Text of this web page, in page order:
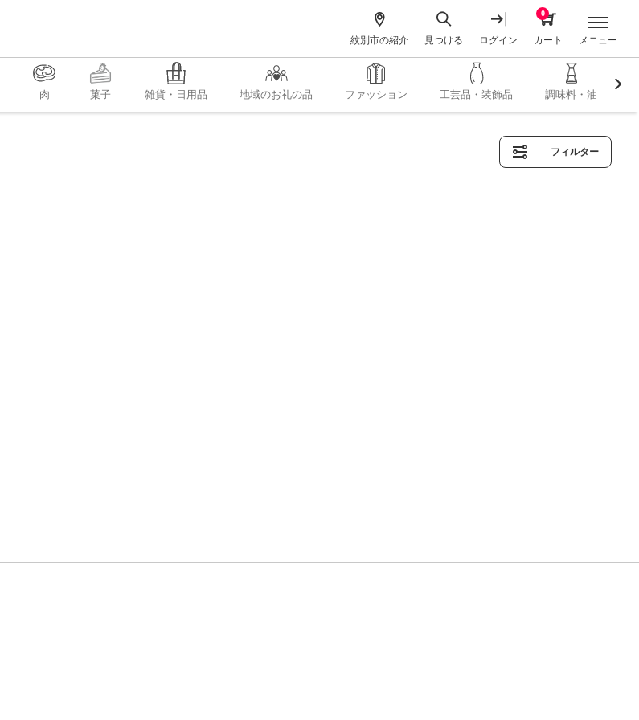
紋別市の紹介 見つける ログイン カート
0
メニュー
肉 菓子 雑貨・日用品 地域のお礼の品 ファッション 工芸品・装飾品 調味料・油
フィルター